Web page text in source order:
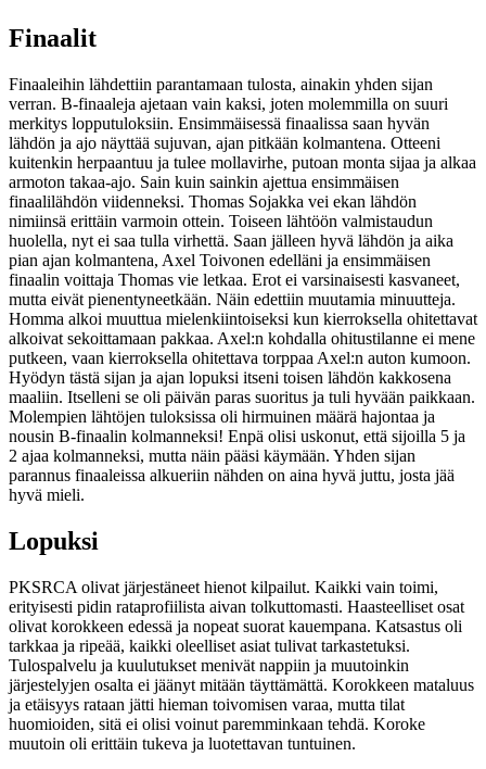
Finaalit
Finaaleihin lähdettiin parantamaan tulosta, ainakin yhden sijan
verran. B-finaaleja ajetaan vain kaksi, joten molemmilla on suuri
merkitys lopputuloksiin. Ensimmäisessä finaalissa saan hyvän
lähdön ja ajo näyttää sujuvan, ajan pitkään kolmantena. Otteeni
kuitenkin herpaantuu ja tulee mollavirhe, putoan monta sijaa ja alkaa
armoton takaa-ajo. Sain kuin sainkin ajettua ensimmäisen
finaalilähdön viidenneksi. Thomas Sojakka vei ekan lähdön
nimiinsä erittäin varmoin ottein. Toiseen lähtöön valmistaudun
huolella, nyt ei saa tulla virhettä. Saan jälleen hyvä lähdön ja aika
pian ajan kolmantena, Axel Toivonen edelläni ja ensimmäisen
finaalin voittaja Thomas vie letkaa. Erot ei varsinaisesti kasvaneet,
mutta eivät pienentyneetkään. Näin edettiin muutamia minuutteja.
Homma alkoi muuttua mielenkiintoiseksi kun kierroksella ohitettavat
alkoivat sekoittamaan pakkaa. Axel:n kohdalla ohitustilanne ei mene
putkeen, vaan kierroksella ohitettava torppaa Axel:n auton kumoon.
Hyödyn tästä sijan ja ajan lopuksi itseni toisen lähdön kakkosena
maaliin. Itselleni se oli päivän paras suoritus ja tuli hyvään paikkaan.
Molempien lähtöjen tuloksissa oli hirmuinen määrä hajontaa ja
nousin B-finaalin kolmanneksi! Enpä olisi uskonut, että sijoilla 5 ja
2 ajaa kolmanneksi, mutta näin pääsi käymään. Yhden sijan
parannus finaaleissa alkueriin nähden on aina hyvä juttu, josta jää
hyvä mieli.
Lopuksi
PKSRCA olivat järjestäneet hienot kilpailut. Kaikki vain toimi,
erityisesti pidin rataprofiilista aivan tolkuttomasti. Haasteelliset osat
olivat korokkeen edessä ja nopeat suorat kauempana. Katsastus oli
tarkkaa ja ripeää, kaikki oleelliset asiat tulivat tarkastetuksi.
Tulospalvelu ja kuulutukset menivät nappiin ja muutoinkin
järjestelyjen osalta ei jäänyt mitään täyttämättä. Korokkeen mataluus
ja etäisyys rataan jätti hieman toivomisen varaa, mutta tilat
huomioiden, sitä ei olisi voinut paremminkaan tehdä. Koroke
muutoin oli erittäin tukeva ja luotettavan tuntuinen.